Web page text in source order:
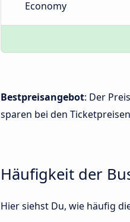
Economy
Bestpreisangebot: Der
sparen bei den
Häufigkeit der
Hier siehst Du, wie häufig